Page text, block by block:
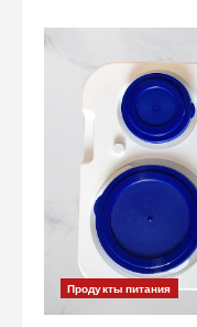
и
к
Продукты питания